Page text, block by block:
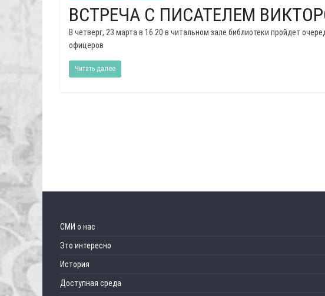
ВСТРЕЧА С ПИСАТЕЛЕМ
В четверг, 23 марта в 16.20 в читальном зале библиотеки пройдет
офицеров
Читать далее
СМИ о нас
Это интересно
История
Доступная среда